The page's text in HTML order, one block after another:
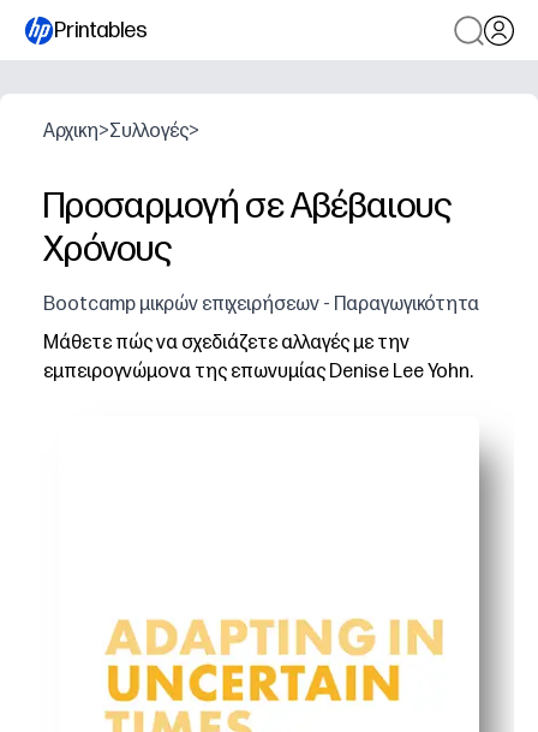
Printables
Αρχικη>Συλλογές>
Προσαρμογή σε Αβέβαιους
Χρόνους
Bootcamp μικρών επιχειρήσεων - Παραγωγικότητα
Μάθετε πώς να σχεδιάζετε αλλαγές με την
εμπειρογνώμονα της επωνυμίας Denise Lee Yohn.